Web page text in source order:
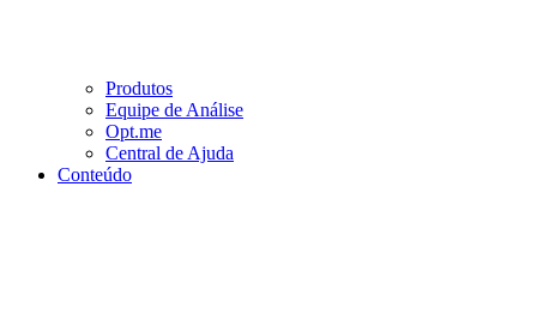
Produtos
Equipe de Análise
Opt.me
Central de Ajuda
Conteúdo